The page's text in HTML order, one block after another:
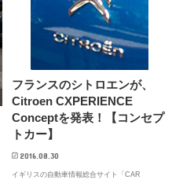
フランスのシトロエンが、
Citroen CXPERIENCE
Conceptを発表！【コンセプ
トカー】
2016.08.30
イギリスの自動車情報総合サイト「CAR